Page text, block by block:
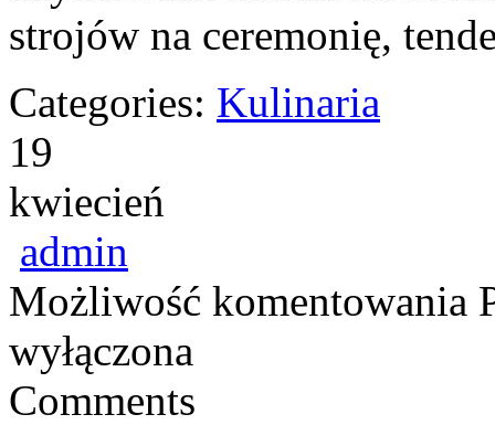
strojów na ceremonię,
Categories: Kulinaria
19
kwiecień
admin
Możliwość komentowania
wyłączona
Comments